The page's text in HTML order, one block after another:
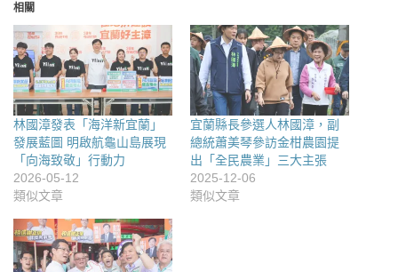
相關
林國漳發表「海洋新宜蘭」
發展藍圖 明啟航龜山島展現
「向海致敬」行動力
2026-05-12
類似文章
宜蘭縣長參選人林國漳，副
總統蕭美琴參訪金柑農園提
出「全民農業」三大主張
2025-12-06
類似文章